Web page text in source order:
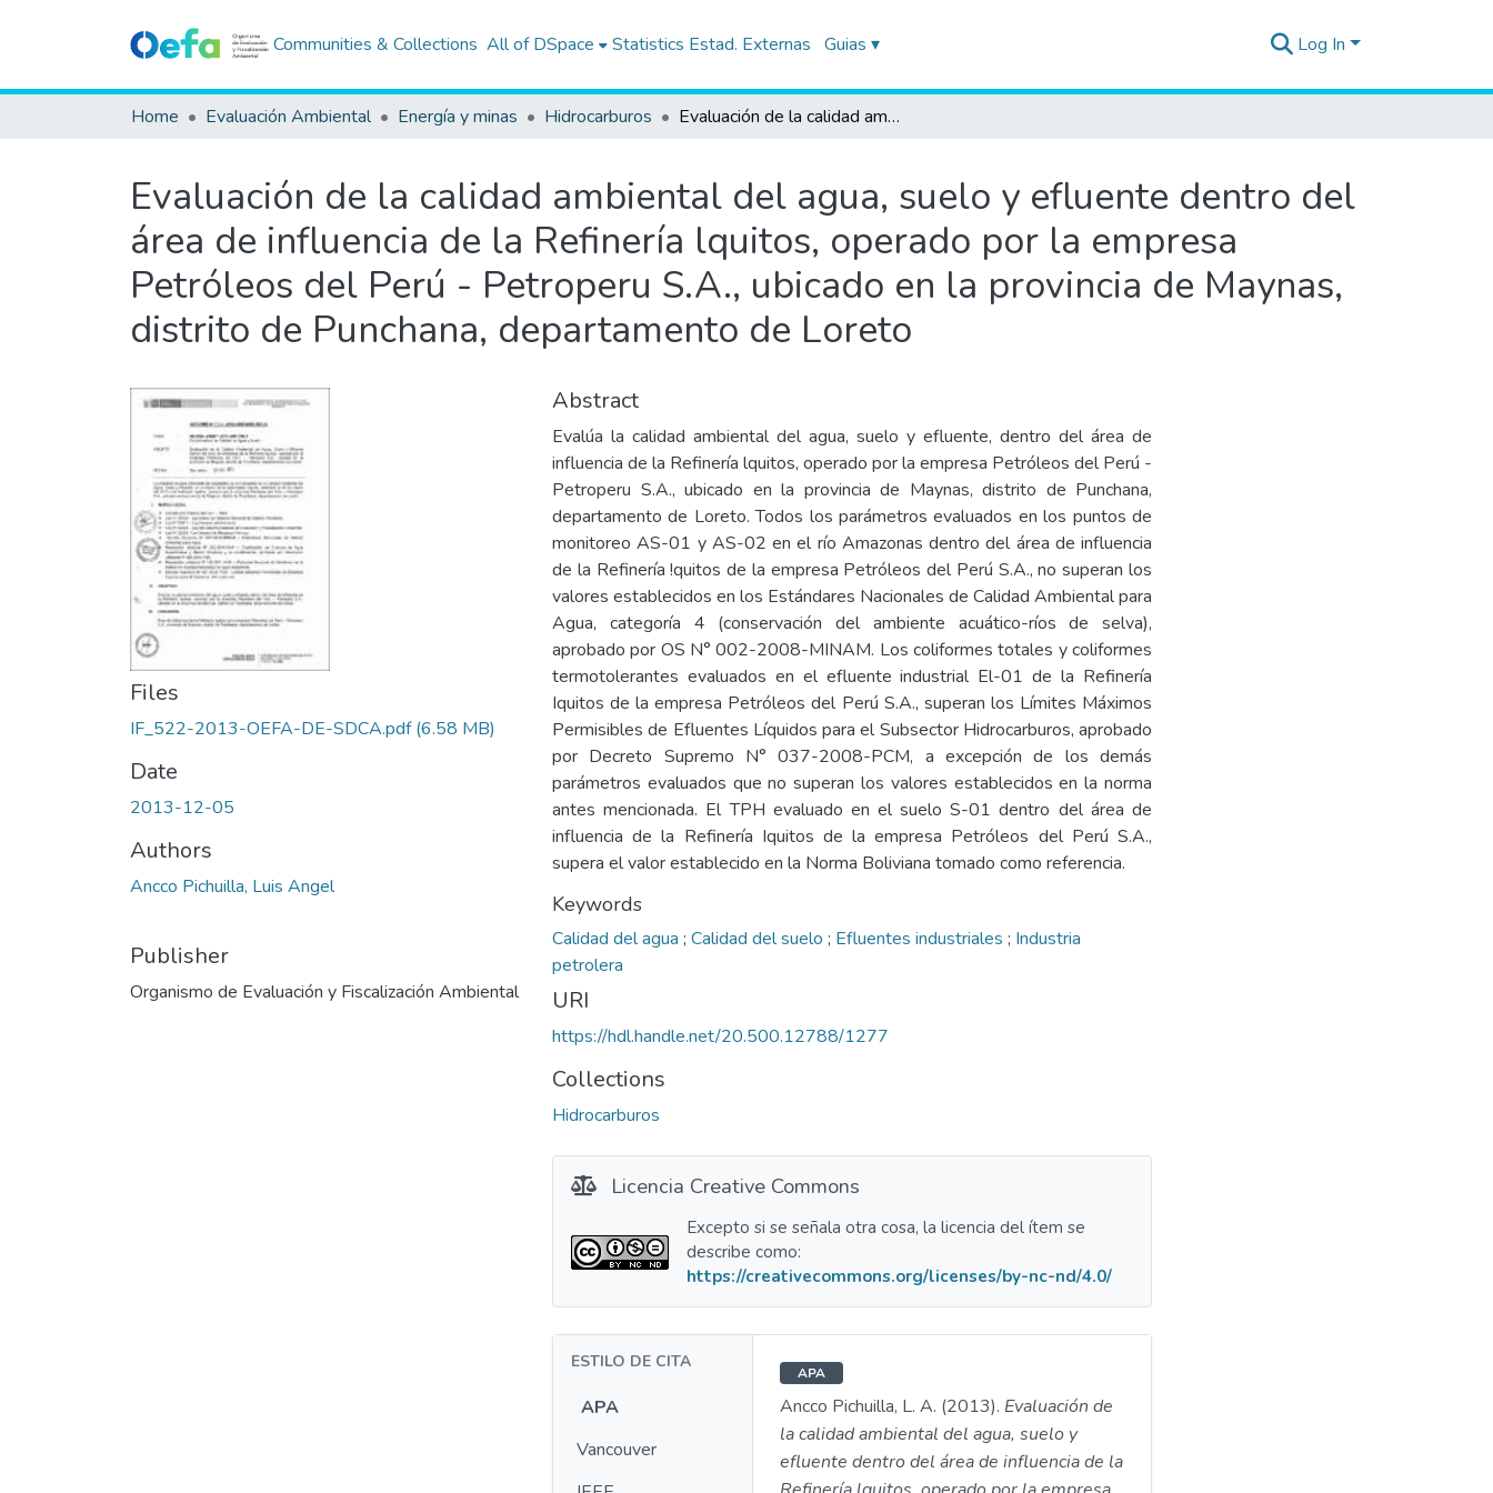
Communities & Collections All of DSpace Statistics Estad. Externas Guias ▾ Log In
Home Evaluación Ambiental Energía y minas Hidrocarburos Evaluación de la calidad ambiental del agua, suelo y efluente dentro del área de influencia de la Refinería lquitos, operado por la empresa Petróleos del Perú - Petroperu S.A., ubicado en la provincia de Maynas, distrito de Punchana, departamento de Loreto
Evaluación de la calidad ambiental del agua, suelo y efluente dentro del
área de influencia de la Refinería lquitos, operado por la empresa
Petróleos del Perú - Petroperu S.A., ubicado en la provincia de Maynas,
distrito de Punchana, departamento de Loreto
Files
IF_522-2013-OEFA-DE-SDCA.pdf(6.58 MB)
Date
2013-12-05
Authors
Ancco Pichuilla, Luis Angel
Publisher
Organismo de Evaluación y Fiscalización Ambiental
Abstract
Evalúa la calidad ambiental del agua, suelo y efluente, dentro del área de
influencia de la Refinería lquitos, operado por la empresa Petróleos del Perú -
Petroperu S.A., ubicado en la provincia de Maynas, distrito de Punchana,
departamento de Loreto. Todos los parámetros evaluados en los puntos de
monitoreo AS-01 y AS-02 en el río Amazonas dentro del área de influencia
de la Refinería !quitos de la empresa Petróleos del Perú S.A., no superan los
valores establecidos en los Estándares Nacionales de Calidad Ambiental para
Agua, categoría 4 (conservación del ambiente acuático-ríos de selva),
aprobado por OS N° 002-2008-MINAM. Los coliformes totales y coliformes
termotolerantes evaluados en el efluente industrial El-01 de la Refinería
Iquitos de la empresa Petróleos del Perú S.A., superan los Límites Máximos
Permisibles de Efluentes Líquidos para el Subsector Hidrocarburos, aprobado
por Decreto Supremo N° 037-2008-PCM, a excepción de los demás
parámetros evaluados que no superan los valores establecidos en la norma
antes mencionada. El TPH evaluado en el suelo S-01 dentro del área de
influencia de la Refinería Iquitos de la empresa Petróleos del Perú S.A.,
supera el valor establecido en la Norma Boliviana tomado como referencia.
Keywords
Calidad del agua ; Calidad del suelo ; Efluentes industriales ; Industria
petrolera
URI
https://hdl.handle.net/20.500.12788/1277
Collections
Hidrocarburos
Licencia Creative Commons
Excepto si se señala otra cosa, la licencia del ítem se
describe como:
https://creativecommons.org/licenses/by-nc-nd/4.0/
ESTILO DE CITA
APA
Vancouver
APA
Ancco Pichuilla, L. A. (2013). Evaluación de
la calidad ambiental del agua, suelo y
efluente dentro del área de influencia de la